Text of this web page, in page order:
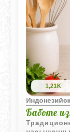
1,21K
Баботе